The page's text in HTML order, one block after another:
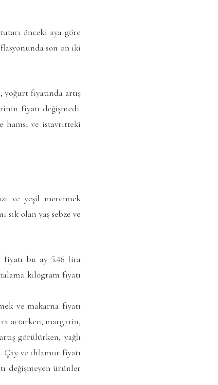
önceki aya göre
son on iki
fiyatında artış
fiyatı değişmedi.
hamsi ve istavritteki
ve yeşil mercimek
olan yaş sebze ve
fiyatı bu ay 5.46 lira
kilogram fiyatı
ve makarna fiyatı
artarken, margarin,
görülürken, yağlı
Çay ve ıhlamur fiyatı
değişmeyen ürünler